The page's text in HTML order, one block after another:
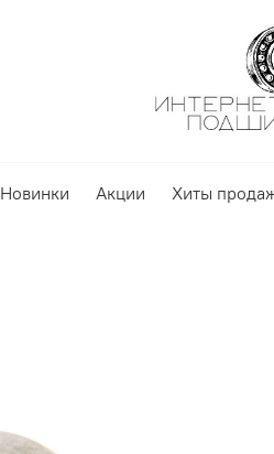
Новинки Акции Хиты